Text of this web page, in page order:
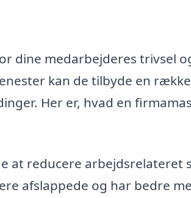
dine medarbejderes trivsel
kan de tilbyde en række
Her er, hvad en
at reducere arbejdsrelateret
afslappede og har bedre